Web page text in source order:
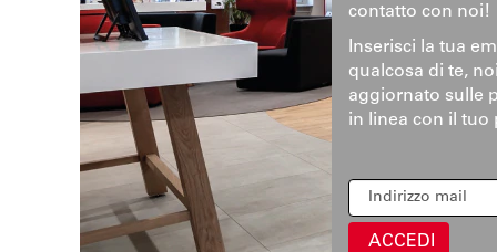
contatto con noi!
Inserisci la tua
qualcosa di te,
aggiornato sulle
in linea con il tuo